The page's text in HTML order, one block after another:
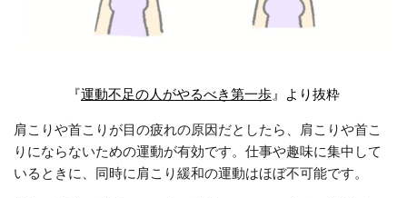
『運動不足の人がやるべき第一歩 』より抜粋
肩こりや首こりが目の疲れの原因だとしたら、肩こりや首こ
りにならないための運動が有効です。仕事や趣味に集中して
いるときに、同時に肩こり緩和の運動はほぼ不可能です。